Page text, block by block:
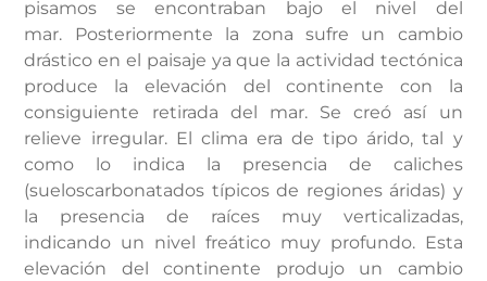
pisamos se encontraban bajo el nivel del
mar. Posteriormente la zona sufre un cambio
drástico en el paisaje ya que la actividad tectónica
produce la elevación del continente con la
consiguiente retirada del mar. Se creó así un
relieve irregular. El clima era de tipo árido, tal y
como lo indica la presencia de caliches
(sueloscarbonatados típicos de regiones áridas) y
la presencia de raíces muy verticalizadas,
indicando un nivel freático muy profundo. Esta
elevación del continente produjo un cambio